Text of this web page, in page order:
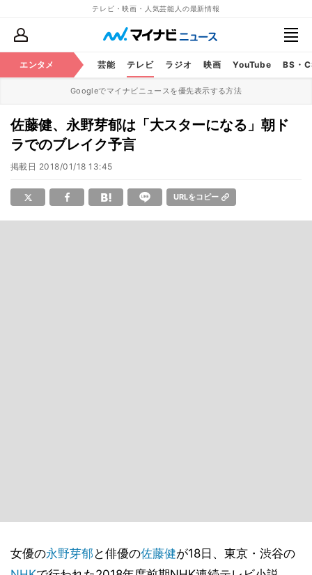
テレビ・映画・人気芸能人の最新情報
エンタメ 芸能 テレビ ラジオ 映画 YouTube BS・
Googleでマイナビニュースを優先表示する方法
佐藤健、永野芽郁は「大スターになる」朝ド
ラでのブレイク予言
掲載日 2018/01/18 13:45
URLをコピー
女優の永野芽郁 と俳優の佐藤健が18日、東京・渋谷の